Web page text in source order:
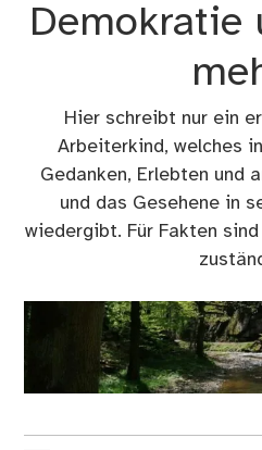
Demokratie
Hier schreibt nur ein
Arbeiterkind, welches
Gedanken, Erlebten und
und das Gesehene in
wiedergibt. Für Fakten